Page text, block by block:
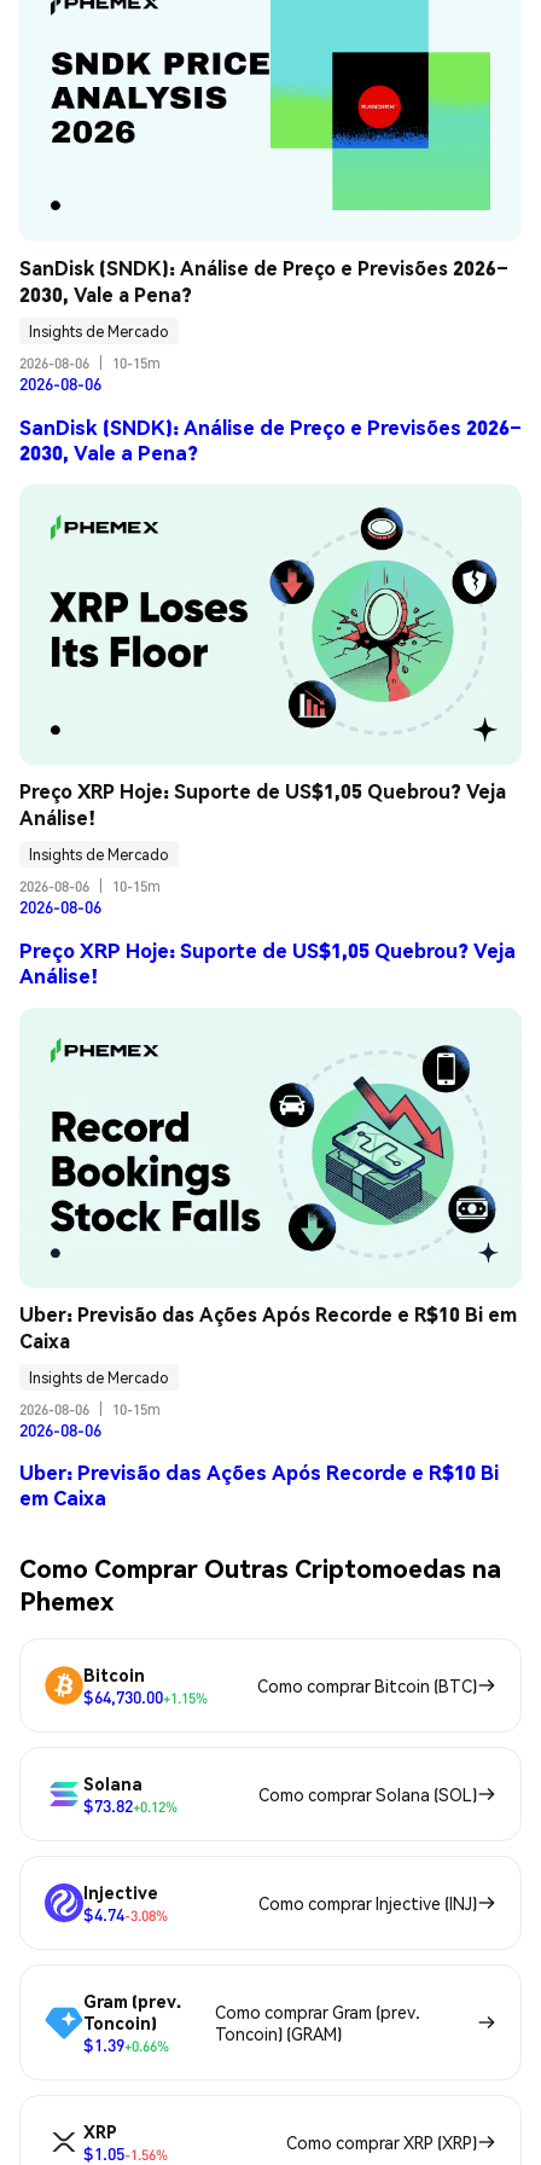
SanDisk (SNDK): Análise de Preço e Previsões 2026–
2030, Vale a Pena?
Insights de Mercado
2026-08-06
10-15m
2026-08-06
SanDisk (SNDK): Análise de Preço e Previsões 2026–
2030, Vale a Pena?
Preço XRP Hoje: Suporte de US$1,05 Quebrou? Veja
Análise!
Insights de Mercado
2026-08-06
10-15m
2026-08-06
Preço XRP Hoje: Suporte de US$1,05 Quebrou? Veja
Análise!
Uber: Previsão das Ações Após Recorde e R$10 Bi em
Caixa
Insights de Mercado
2026-08-06
10-15m
2026-08-06
Uber: Previsão das Ações Após Recorde e R$10 Bi
em Caixa
Como Comprar Outras Criptomoedas na
Phemex
Bitcoin
$64,730.00+1.15%
Como comprar Bitcoin (BTC)
Solana
$73.82+0.12%
Como comprar Solana (SOL)
Injective
$4.74-3.08%
Como comprar Injective (INJ)
Gram (prev.
Toncoin)
$1.39+0.66%
Como comprar Gram (prev.
Toncoin) (GRAM)
XRP
$1.05-1.56%
Como comprar XRP (XRP)